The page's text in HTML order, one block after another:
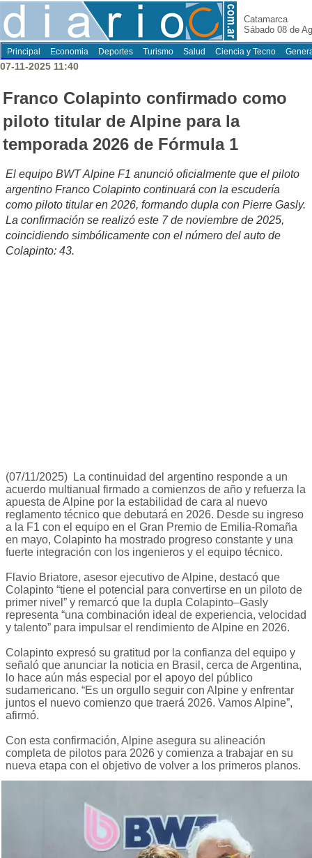
Catamarca
Sábado 08 de
Principal Economia Deportes Turismo Salud Ciencia y Tecno
07-11-2025 11:40
Franco Colapinto confirmado como
piloto titular de Alpine para la
temporada 2026 de Fórmula 1
El equipo BWT Alpine F1 anunció oficialmente que el piloto
argentino Franco Colapinto continuará con la escudería
como piloto titular en 2026, formando dupla con Pierre Gasly.
La confirmación se realizó este 7 de noviembre de 2025,
coincidiendo simbólicamente con el número del auto de
Colapinto: 43.
(07/11/2025) La continuidad del argentino responde a un
acuerdo multianual firmado a comienzos de año y refuerza la
apuesta de Alpine por la estabilidad de cara al nuevo
reglamento técnico que debutará en 2026. Desde su ingreso
a la F1 con el equipo en el Gran Premio de Emilia-Romaña
en mayo, Colapinto ha mostrado progreso constante y una
fuerte integración con los ingenieros y el equipo técnico.
Flavio Briatore, asesor ejecutivo de Alpine, destacó que
Colapinto “tiene el potencial para convertirse en un piloto de
primer nivel” y remarcó que la dupla Colapinto–Gasly
representa “una combinación ideal de experiencia, velocidad
y talento” para impulsar el rendimiento de Alpine en 2026.
Colapinto expresó su gratitud por la confianza del equipo y
señaló que anunciar la noticia en Brasil, cerca de Argentina,
lo hace aún más especial por el apoyo del público
sudamericano. “Es un orgullo seguir con Alpine y enfrentar
juntos el nuevo comienzo que traerá 2026. Vamos Alpine”,
afirmó.
Con esta confirmación, Alpine asegura su alineación
completa de pilotos para 2026 y comienza a trabajar en su
nueva etapa con el objetivo de volver a los primeros planos.